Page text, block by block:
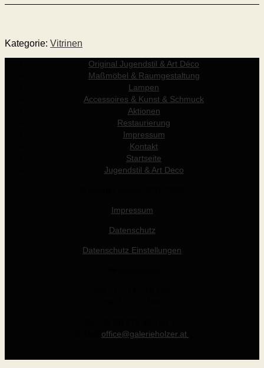
Kategorie: Vitrinen
Original Jugendstil & Art Déco
Maßmöbel & Raumgestaltung
Lampen
Accessoires & Kunst & Schmuck
Aktionen
Restaurierung
Impressum
Kontakt
Startseite
Jugendstil & Art Deco
Impressum
Datenschutz
Datenschutz Einstellungen
office@galerieholzer.at